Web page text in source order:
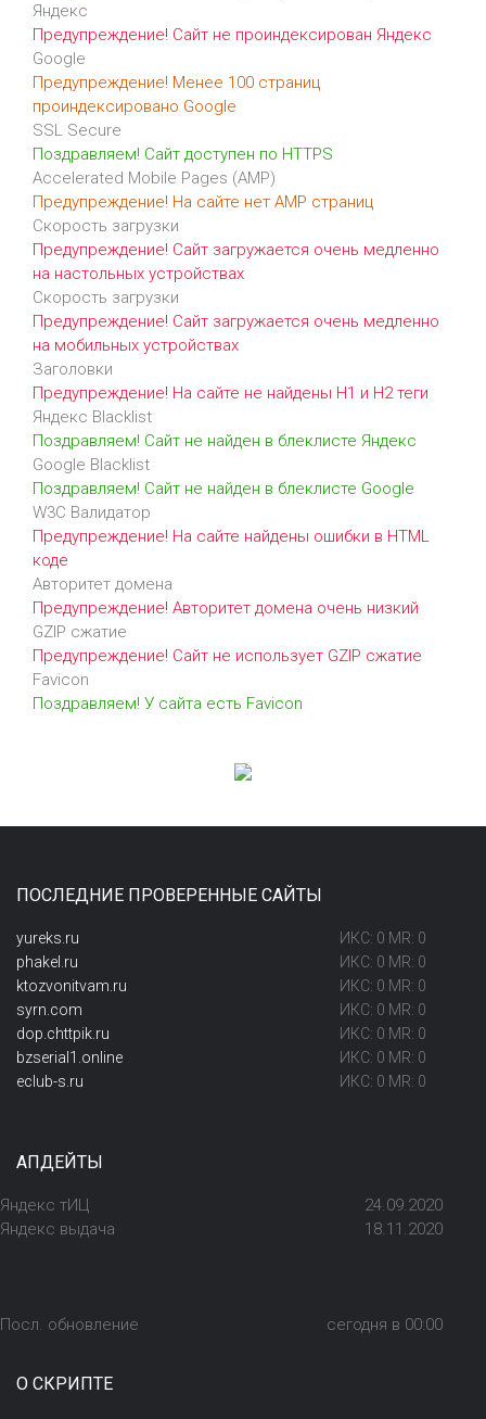
Яндекс
Предупреждение! Сайт не проиндексирован Яндекс
Google
Предупреждение! Менее 100 страниц
проиндексировано Google
SSL Secure
Поздравляем! Сайт доступен по HTTPS
Accelerated Mobile Pages (AMP)
Предупреждение! На сайте нет AMP страниц
Скорость загрузки
Предупреждение! Сайт загружается очень медленно
на настольных устройствах
Скорость загрузки
Предупреждение! Сайт загружается очень медленно
на мобильных устройствах
Заголовки
Предупреждение! На сайте не найдены H1 и H2 теги
Яндекс Blacklist
Поздравляем! Сайт не найден в блеклисте Яндекс
Google Blacklist
Поздравляем! Сайт не найден в блеклисте Google
W3C Валидатор
Предупреждение! На сайте найдены ошибки в HTML
коде
Авторитет домена
Предупреждение! Авторитет домена очень низкий
GZIP сжатие
Предупреждение! Сайт не использует GZIP сжатие
Favicon
Поздравляем! У сайта есть Favicon
ПОСЛЕДНИЕ ПРОВЕРЕННЫЕ САЙТЫ
yureks.ru
ИКС: 0 MR: 0
phakel.ru
ИКС: 0 MR: 0
ktozvonitvam.ru
ИКС: 0 MR: 0
syrn.com
ИКС: 0 MR: 0
dop.chttpik.ru
ИКС: 0 MR: 0
bzserial1.online
ИКС: 0 MR: 0
eclub-s.ru
ИКС: 0 MR: 0
АПДЕЙТЫ
Яндекс тИЦ
24.09.2020
Яндекс выдача
18.11.2020
Посл. обновление сегодня в 00:00
О СКРИПТЕ